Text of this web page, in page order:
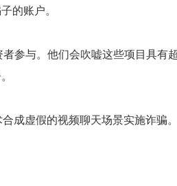
的账户。
参与。他们会吹嘘这些项目具有
成虚假的视频聊天场景实施诈骗